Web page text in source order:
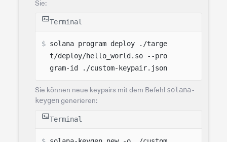
Sie:
Terminal
$ solana program deploy ./targe
t/deploy/hello_world.so --pro
gram-id ./custom-keypair.json
Sie können neue keypairs mit dem Befehl solana-
keygen generieren:
Terminal